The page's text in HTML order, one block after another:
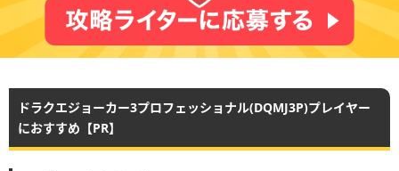
ドラクエジョーカー3プロフェッショナル(DQMJ3P)プレイヤー
におすすめ【PR】